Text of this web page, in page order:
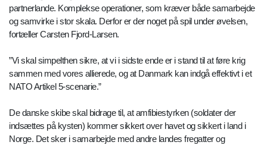
partnerlande. Komplekse operationer, som kræver både samarbejde
og samvirke i stor skala. Derfor er der noget på spil under øvelsen,
fortæller Carsten Fjord-Larsen.
”Vi skal simpelthen sikre, at vi i sidste ende er i stand til at føre krig
sammen med vores allierede, og at Danmark kan indgå effektivt i et
NATO Artikel 5-scenarie.”
De danske skibe skal bidrage til, at amfibiestyrken (soldater der
indsættes på kysten) kommer sikkert over havet og sikkert i land i
Norge. Det sker i samarbejde med andre landes fregatter og